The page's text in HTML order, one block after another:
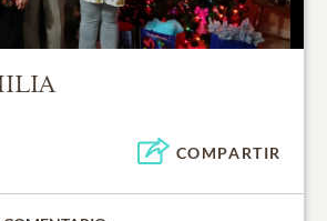
COMPARTIR